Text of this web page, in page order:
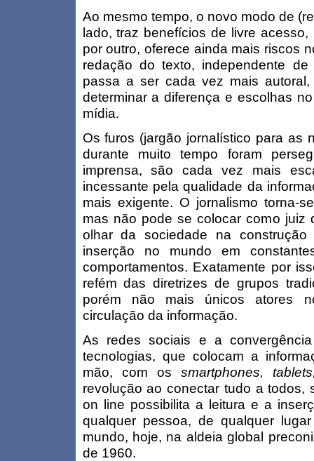
Ao mesmo tempo, o novo modo de
lado, traz benefícios de livre
por outro, oferece ainda mais riscos
redação do texto, independente
passa a ser cada vez mais
determinar a diferença e escolhas
mídia.
Os furos (jargão jornalístico para as
durante muito tempo foram
imprensa, são cada vez mais
incessante pela qualidade da
mais exigente. O jornalismo torna-
mas não pode se colocar como juiz
olhar da sociedade na
inserção no mundo em
comportamentos. Exatamente por
refém das diretrizes de grupos
porém não mais únicos atores
circulação da informação.
As redes sociais e a
tecnologias, que colocam a
mão, com os smartphones,
revolução ao conectar tudo a todos,
on line possibilita a leitura e a
qualquer pessoa, de qualquer
mundo, hoje, na aldeia global
de 1960.